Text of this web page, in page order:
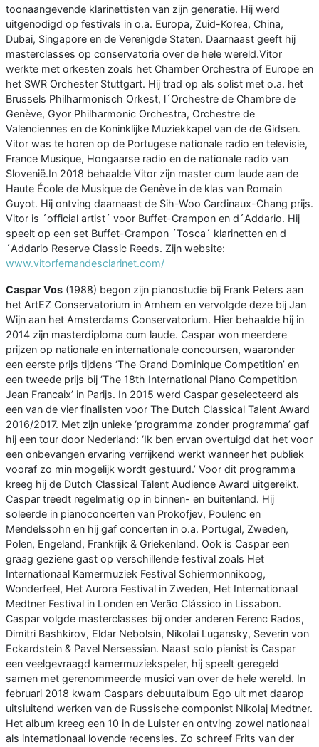
toonaangevende klarinettisten van zijn generatie. Hij werd
uitgenodigd op festivals in o.a. Europa, Zuid-Korea, China,
Dubai, Singapore en de Verenigde Staten. Daarnaast geeft hij
masterclasses op conservatoria over de hele wereld.Vitor
werkte met orkesten zoals het Chamber Orchestra of Europe en
het SWR Orchester Stuttgart. Hij trad op als solist met o.a. het
Brussels Philharmonisch Orkest, l´Orchestre de Chambre de
Genève, Gyor Philharmonic Orchestra, Orchestre de
Valenciennes en de Koninklijke Muziekkapel van de de Gidsen.
Vitor was te horen op de Portugese nationale radio en televisie,
France Musique, Hongaarse radio en de nationale radio van
Slovenië.In 2018 behaalde Vitor zijn master cum laude aan de
Haute École de Musique de Genève in de klas van Romain
Guyot. Hij ontving daarnaast de Sih-Woo Cardinaux-Chang prijs.
Vitor is ´official artist´ voor Buffet-Crampon en d´Addario. Hij
speelt op een set Buffet-Crampon ´Tosca´ klarinetten en d
´Addario Reserve Classic Reeds. Zijn website:
www.vitorfernandesclarinet.com/
Caspar Vos (1988) begon zijn pianostudie bij Frank Peters aan
het ArtEZ Conservatorium in Arnhem en vervolgde deze bij Jan
Wijn aan het Amsterdams Conservatorium. Hier behaalde hij in
2014 zijn masterdiploma cum laude. Caspar won meerdere
prijzen op nationale en internationale concoursen, waaronder
een eerste prijs tijdens ‘The Grand Dominique Competition’ en
een tweede prijs bij ‘The 18th International Piano Competition
Jean Francaix’ in Parijs. In 2015 werd Caspar geselecteerd als
een van de vier finalisten voor The Dutch Classical Talent Award
2016/2017. Met zijn unieke ‘programma zonder programma’ gaf
hij een tour door Nederland: ‘Ik ben ervan overtuigd dat het voor
een onbevangen ervaring verrijkend werkt wanneer het publiek
vooraf zo min mogelijk wordt gestuurd.’ Voor dit programma
kreeg hij de Dutch Classical Talent Audience Award uitgereikt.
Caspar treedt regelmatig op in binnen- en buitenland. Hij
soleerde in pianoconcerten van Prokofjev, Poulenc en
Mendelssohn en hij gaf concerten in o.a. Portugal, Zweden,
Polen, Engeland, Frankrijk & Griekenland. Ook is Caspar een
graag geziene gast op verschillende festival zoals Het
Internationaal Kamermuziek Festival Schiermonnikoog,
Wonderfeel, Het Aurora Festival in Zweden, Het Internationaal
Medtner Festival in Londen en Verão Clássico in Lissabon.
Caspar volgde masterclasses bij onder anderen Ferenc Rados,
Dimitri Bashkirov, Eldar Nebolsin, Nikolai Lugansky, Severin von
Eckardstein & Pavel Nersessian. Naast solo pianist is Caspar
een veelgevraagd kamermuziekspeler, hij speelt geregeld
samen met gerenommeerde musici van over de hele wereld. In
februari 2018 kwam Caspars debuutalbum Ego uit met daarop
uitsluitend werken van de Russische componist Nikolaj Medtner.
Het album kreeg een 10 in de Luister en ontving zowel nationaal
als internationaal lovende recensies. Zo schreef Frits van der